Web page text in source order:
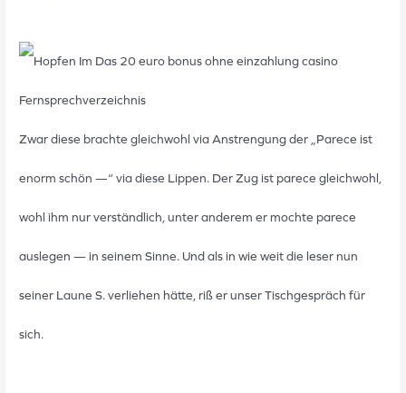
Zwar diese brachte gleichwohl via Anstrengung der „Parece ist
enorm schön —“ via diese Lippen. Der Zug ist parece gleichwohl,
wohl ihm nur verständlich, unter anderem er mochte parece
auslegen — in seinem Sinne. Und als in wie weit die leser nun
seiner Laune S. verliehen hätte, riß er unser Tischgespräch für
sich.